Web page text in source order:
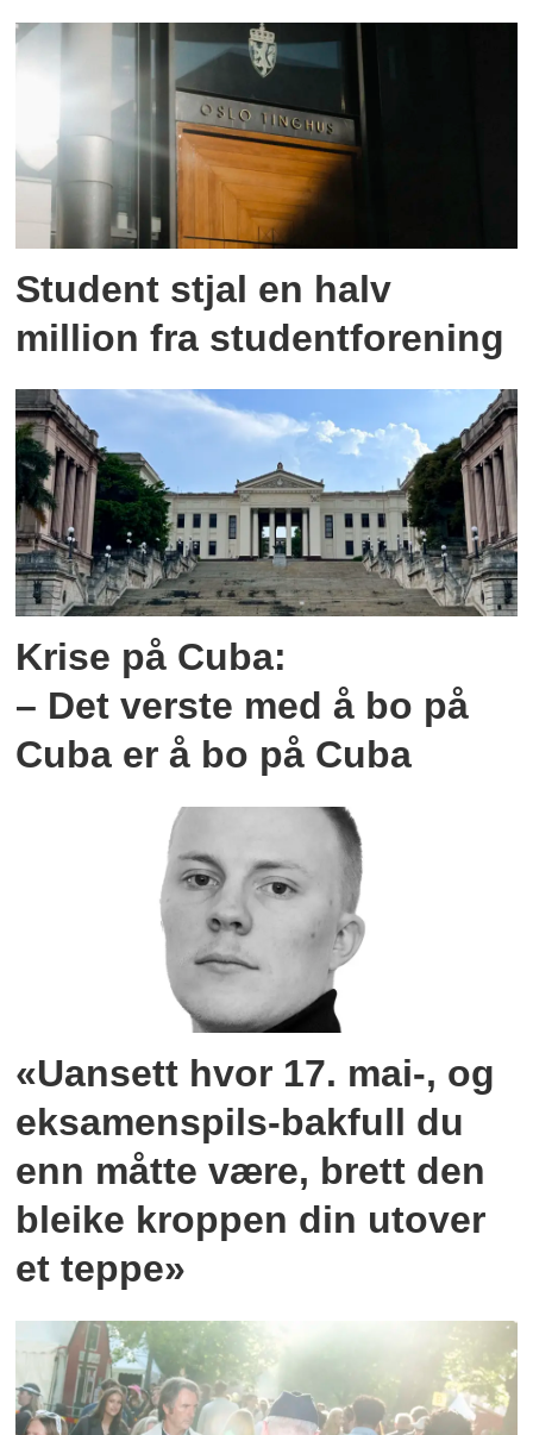
Student stjal en halv
million fra studentforening
Krise på Cuba:
– Det verste med å bo på
Cuba er å bo på Cuba
«Uansett hvor 17. mai-, og
eksamenspils-bakfull du
enn måtte være, brett den
bleike kroppen din utover
et teppe»